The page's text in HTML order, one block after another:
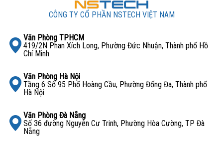
CÔNG TY CỔ PHẦN NSTECH VIỆT NAM
Văn Phòng TPHCM
419/2N Phan Xích Long, Phường Đức Nhuận, Thành phố Hồ
Chí Minh
Văn Phòng Hà Nội
Tầng 6 Số 95 Phố Hoàng Cầu, Phường Đống Đa, Thành phố
Hà Nội
Văn Phòng Đà Nẵng
Số 36 đường Nguyễn Cư Trinh, Phường Hòa Cường, TP Đà
Nẵng